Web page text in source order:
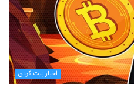
اخبار بیت کوین